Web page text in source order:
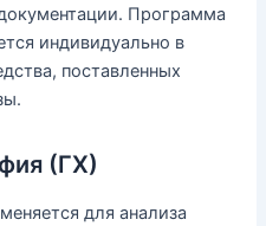
Программа
индивидуально в
поставленных
(ГХ)
для анализа